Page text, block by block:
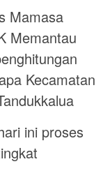
Mamasa
Memantau
Kecamatan
ini proses